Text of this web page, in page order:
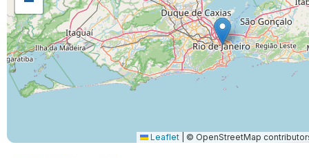
Leaflet © OpenStreetMap